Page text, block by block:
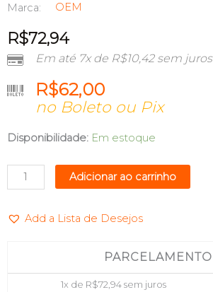
Marca: OEM
R$72,94
Em até 7x de R$10,42sem juros
R$62,00
no Boleto ou Pix
Disponibilidade: Em estoque
CAPTURA
VIDEO
4K
60fps
P/
Adicionar ao carrinho
Add a Lista de Desejos
PARCELAMENTO
1x de R$72,94sem juros